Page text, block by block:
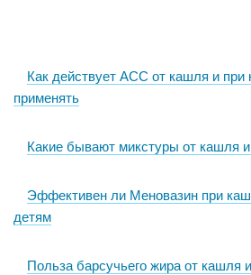
Как действует АСС от кашля и при
применять
Какие бывают микстуры от кашля
Эффективен ли Меновазин при
детям
Польза барсучьего жира от кашля